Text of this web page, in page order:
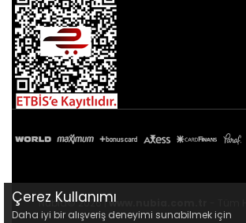
Nubia© 2026 | www.nubia.com.tr - Tüm
Çerez Kullanımı
Daha iyi bir alışveriş deneyimi sunabilmek için